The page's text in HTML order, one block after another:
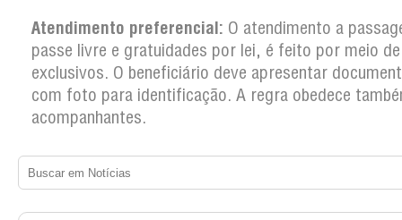
Atendimento preferencial: O atendimento a
passe livre e gratuidades por lei, é feito por meio
exclusivos. O beneficiário deve apresentar
com foto para identificação. A regra obedece
acompanhantes.